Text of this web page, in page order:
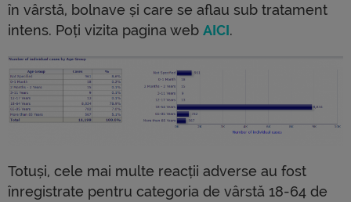
în vârstă, bolnave și care se aflau sub tratament
intens. Poți vizita pagina web AICI.
Totuși, cele mai multe reacții adverse au fost
înregistrate pentru categoria de vârstă 18-64 de